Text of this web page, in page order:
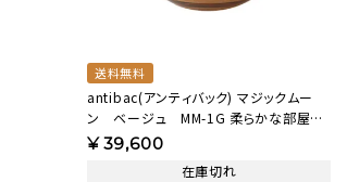
送料無料
antibac(アンティバック) マジックムー
ン ベージュ MM-1G 柔らかな部屋の
基調に合うベージュ 【AB】
¥39,600
在庫切れ